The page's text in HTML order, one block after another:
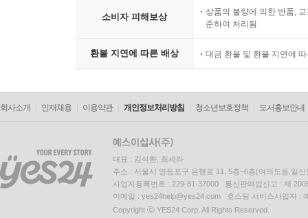
소비자 피해보상
상품의 불량에 의한 반품,
준하여 처리됨
환불 지연에 따른 배상 대금 환불 및 환불 지연에
회사소개 인재채용 이용약관 개인정보처리방침 청소년보호정책 도서홍보안내
대표 : 김석환, 최세라
주소 : 서울시 영등포구 은행로 11, 5층~6층(여의도동,일신
사업자등록번호 : 229-81-37000 통신판매업신고 : 제
이메일 : yes24help@yes24.com 호스팅 서비스사업자 :
Copyright ⓒ YES24 Corp. All Rights Reserved.